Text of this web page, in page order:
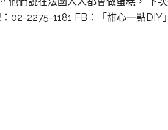
02-2275-1181 FB：「甜心一點